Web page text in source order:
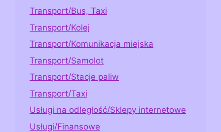
Transport/Bus, Taxi
Transport/Kolej
Transport/Komunikacja miejska
Transport/Samolot
Transport/Stacje paliw
Transport/Taxi
Usługi na odległość/Sklepy internetowe
Usługi/Finansowe